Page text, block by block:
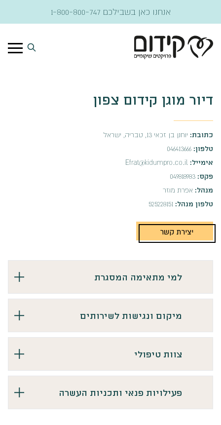
אנחנו כאן בשבילכם 1-800-800-747
דיור מוגן קידום צפון
כתובת: יוחנן בן זכאי 13, טבריה, ישראל
טלפון: 046413666
אימייל: Efrat@kidumpro.co.il
פקס:
מנהל: אפרת מוזר
טלפון מנהל: 525228151
יצירת קשר
למי מתאימה המסגרת
מיקום ונגישות לשירותים
צוות טיפולי
פעילויות פנאי ותכניות העשרה